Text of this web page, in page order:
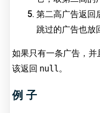
第二高广告返回
跳过的广告也放
如果只有一条广告，
该返回 null 。
例子